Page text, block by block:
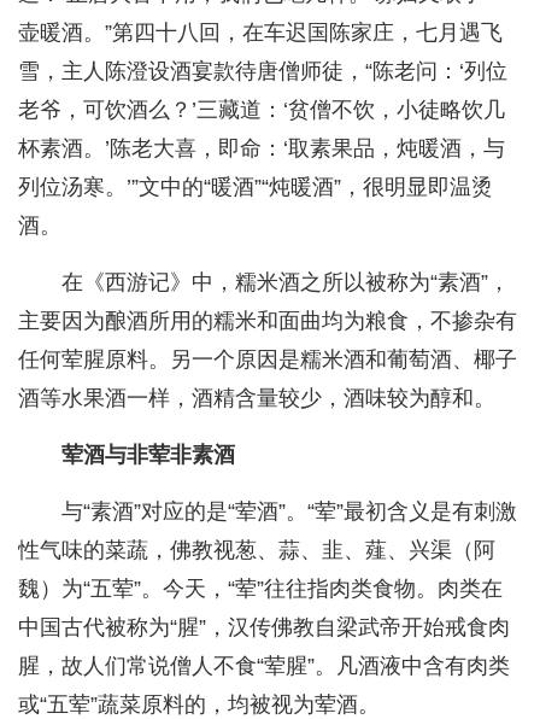
壶暖酒。”第四十八回，在车迟国陈家庄，七月遇飞
雪，主人陈澄设酒宴款待唐僧师徒，“陈老问：‘列位
老爷，可饮酒么？’三藏道：‘贫僧不饮，小徒略饮几
杯素酒。’陈老大喜，即命：‘取素果品，炖暖酒，与
列位汤寒。’”文中的“暖酒”“炖暖酒”，很明显即温烫
酒。
在《西游记》中，糯米酒之所以被称为“素酒”，
主要因为酿酒所用的糯米和面曲均为粮食，不掺杂有
任何荤腥原料。另一个原因是糯米酒和葡萄酒、椰子
酒等水果酒一样，酒精含量较少，酒味较为醇和。
荤酒与非荤非素酒
与“素酒”对应的是“荤酒”。“荤”最初含义是有刺激
性气味的菜蔬，佛教视葱、蒜、韭、薤、兴渠（阿
魏）为“五荤”。今天，“荤”往往指肉类食物。肉类在
中国古代被称为“腥”，汉传佛教自梁武帝开始戒食肉
腥，故人们常说僧人不食“荤腥”。凡酒液中含有肉类
或“五荤”蔬菜原料的，均被视为荤酒。